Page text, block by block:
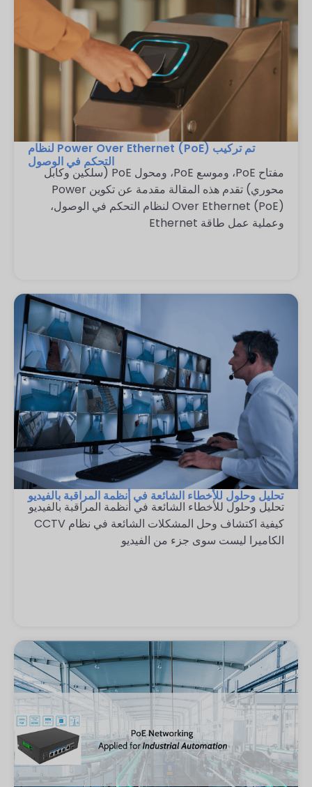
تم تركيب Power Over Ethernet (PoE) لنظام
التحكم في الوصول
مفتاح PoE، وموسع PoE، ومحول PoE (سلكين وكابل
محوري) تقدم هذه المقالة مقدمة عن تكوين Power
Over Ethernet (PoE) لنظام التحكم في الوصول،
وعملية عمل طاقة Ethernet
تحليل وحلول للأخطاء الشائعة في أنظمة المراقبة بالفيديو
تحليل وحلول للأخطاء الشائعة في أنظمة المراقبة بالفيديو
كيفية اكتشاف وحل المشكلات الشائعة في نظام CCTV
الكاميرا ليست سوى جزء من الفيديو